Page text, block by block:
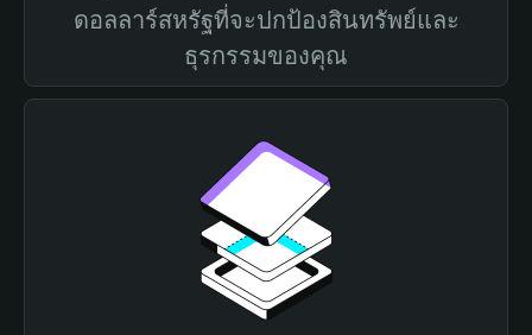
ดอลลาร์สหรัฐที่จะปกป้องสินทรัพย์และ
ธุรกรรมของคุณ